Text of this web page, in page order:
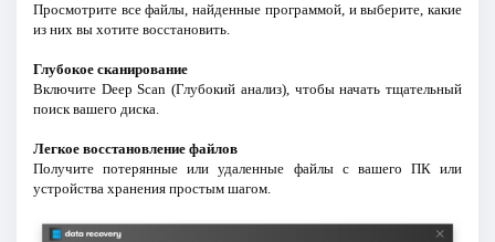
Просмотрите все файлы, найденные программой, и выберите, какие
из них вы хотите восстановить.
Глубокое сканирование
Включите Deep Scan (Глубокий анализ), чтобы начать тщательный
поиск вашего диска.
Легкое восстановление файлов
Получите потерянные или удаленные файлы с вашего ПК или
устройства хранения простым шагом.